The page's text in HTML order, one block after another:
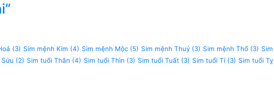
(3) Sim mệnh Kim (4) Sim mệnh Mộc (5) Sim mệnh Thuỷ (3) Sim mệnh Thổ (3) Sim
(2) Sim tuổi Thân (4) Sim tuổi Thìn (3) Sim tuổi Tuất (3) Sim tuổi Tí(3) Sim tuổi Tỵ